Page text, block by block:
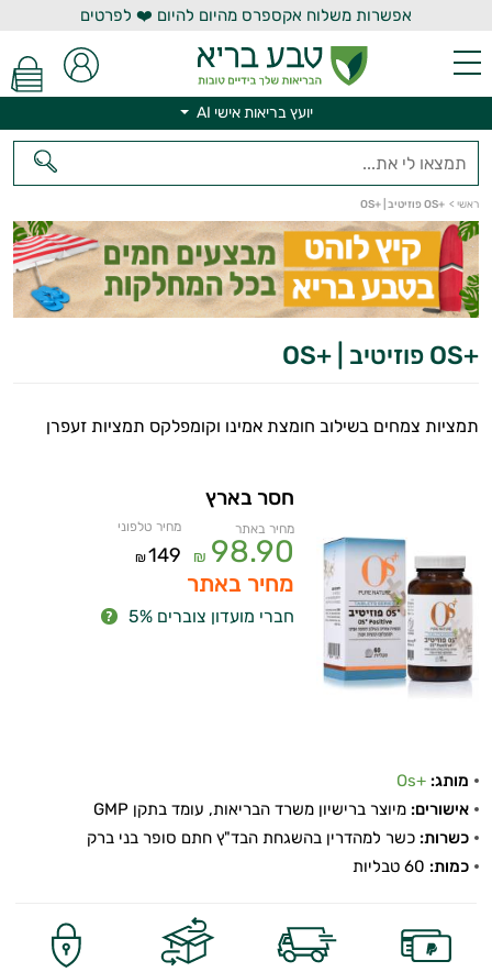
אפשרות משלוח אקספרס מהיום להיום ❤️ לפרטים
יועץ בריאות אישי AI
ראשי > +OS פוזיטיב | +OS
+OS פוזיטיב | +OS
תמציות צמחים בשילוב חומצת אמינו וקומפלקס תמציות זעפרן
חסר בארץ
מחיר באתר
98.90
₪
מחיר טלפוני
149
₪
מחיר באתר
חברי מועדון צוברים 5%
מותג: +Os
אישורים: מיוצר ברישיון משרד הבריאות, עומד בתקן GMP
כשרות: כשר למהדרין בהשגחת הבד"ץ חתם סופר בני ברק
כמות: